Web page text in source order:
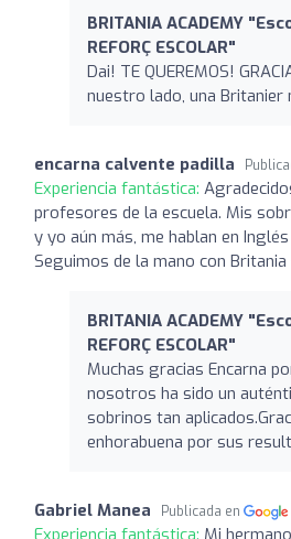
BRITANIA ACADEMY
REFORÇ ESCOLAR"
Dai! TE QUEREMOS!
nuestro lado, una Britanier
encarna calvente padilla
Experiencia fantástica:
profesores de la escuela. Mis
y yo aún más, me hablan en
Seguimos de la mano con Britania
BRITANIA ACADEMY
REFORÇ ESCOLAR"
Muchas gracias Encarna
nosotros ha sido un
sobrinos tan
enhorabuena por sus
Gabriel Manea Publicada en
Experiencia fantástica: Mi